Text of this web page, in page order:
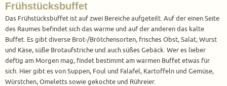
Frühstücksbuffet
Das Frühstücksbuffet ist auf zwei Bereiche aufgeteilt. Auf der einen Seite
des Raumes befindet sich das warme und auf der anderen das kalte
Buffet. Es gibt diverse Brot-/Brötchensorten, frisches Obst, Salat, Wurst
und Käse, süße Brotaufstriche und auch süßes Gebäck. Wer es lieber
deftig am Morgen mag, findet bestimmt am warmen Buffet etwas für
sich. Hier gibt es von Suppen, Foul und Falafel, Kartoffeln und Gemüse,
Würstchen, Omeletts sowie gekochte und Rühreier.